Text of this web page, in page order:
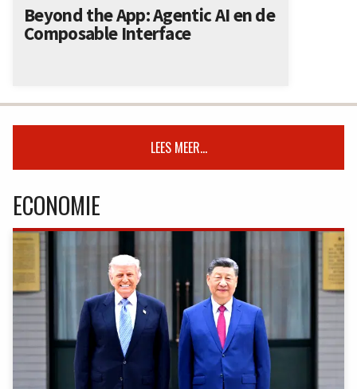
Beyond the App: Agentic AI en de
Composable Interface
LEES MEER...
ECONOMIE